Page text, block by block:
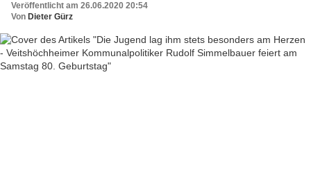
Veröffentlicht am 26.06.2020 20:54
Von Dieter Gürz